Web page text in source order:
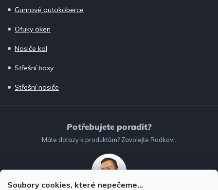
Soubory cookies, které nepečeme...
Gumové autokoberce
Ofuky oken
Nosiče kol
Střešní boxy
Střešní nosiče
Potřebujete poradit?
Máte dotazy k produktům? Zavolejte Radkovi.